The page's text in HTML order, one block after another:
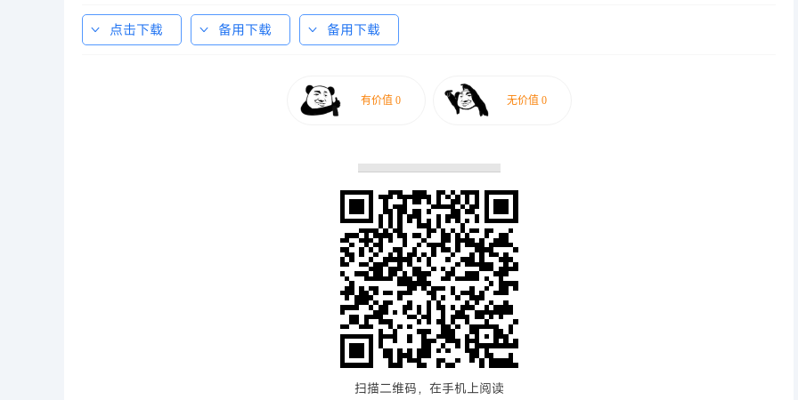
点击下载 备用下载 备用下载
扫描二维码，在手机上阅读